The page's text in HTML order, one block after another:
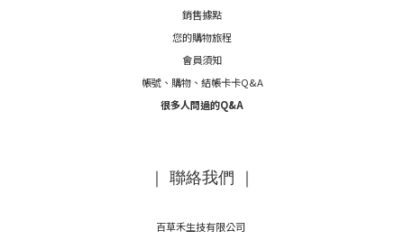
銷售據點
您的購物旅程
會員須知
帳號、購物、結帳卡卡Q&A
很多人問過的Q&A
｜ 聯絡我們 ｜
百草禾生技有限公司